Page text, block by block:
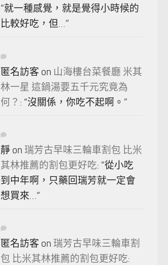
“就一種感覺，就是覺得小時候的
比較好吃，但…”
匿名訪客 on 山海樓台菜餐廳 米其
林一星 這鍋湯要五千元究竟為
何？ : “沒關係，你吃不起啊。 ”
靜 on 瑞芳古早味三輪車割包 比米
其林推薦的割包更好吃: “從小吃
到中年啊，只藥回瑞芳就一定會
想買來…”
匿名訪客 on 瑞芳古早味三輪車割
包 比米其林推薦的割包更好吃: